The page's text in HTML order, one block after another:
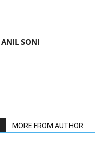
ANIL SONI
MORE FROM AUTHOR